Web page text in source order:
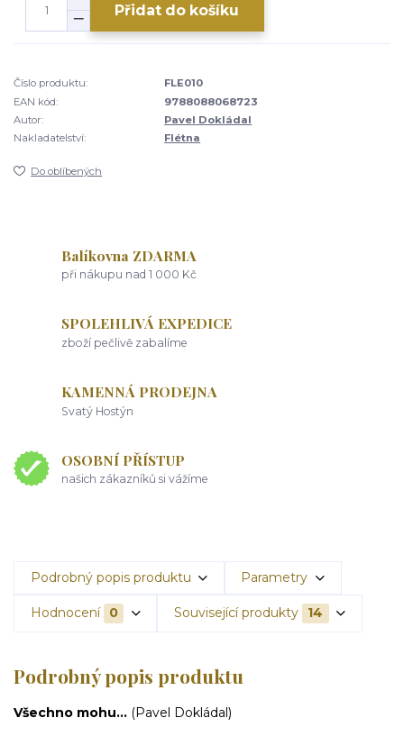
Přidat do košíku
Číslo produktu:
FLE010
EAN kód:
9788088068723
Autor:
Pavel Dokládal
Nakladatelství:
Flétna
Do oblíbených
Balíkovna ZDARMA
při nákupu nad 1 000 Kč
SPOLEHLIVÁ EXPEDICE
zboží pečlivě zabalíme
KAMENNÁ PRODEJNA
Svatý Hostýn
OSOBNÍ PŘÍSTUP
našich zákazníků si vážíme
Podrobný popis produktu Parametry
Hodnocení 0 Související produkty 14
Podrobný popis produktu
Všechno mohu... (Pavel Dokládal)